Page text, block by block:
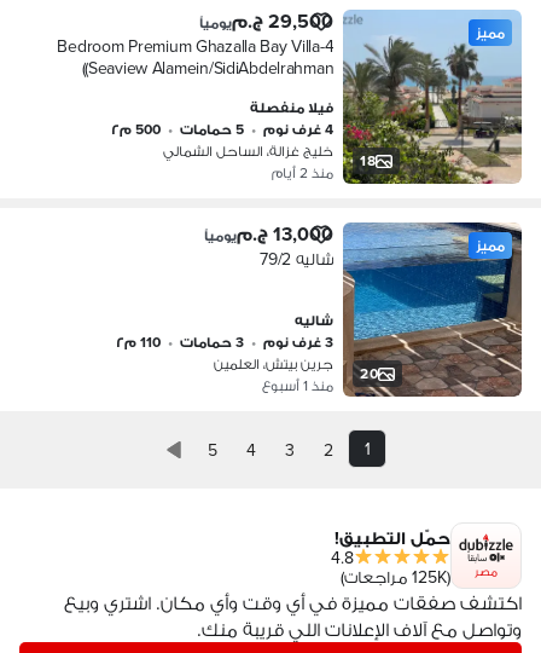
18
مميز 29,500 ج.م يومياً
4-Bedroom Premium Ghazalla Bay Villa
(Seaview Alamein/SidiAbdelrahman)
فيلا منفصلة
4 غرف نوم
• 5 حمامات • 500 م٢
خليج غزالة، الساحل الشمالي
منذ 2 أيام
20
مميز 13,000 ج.م يومياً
شاليه 79/2
شاليه
3 غرف نوم
• 3 حمامات • 110 م٢
جرين بيتش، العلمين
منذ 1 أسبوع
1
2
3
4
5
مصر
حمّل التطبيق!
4.8
(125K مراجعات)
اكتشف صفقات مميزة في أي وقت وأي مكان. اشتري وبيع
وتواصل مع آلاف الإعلانات اللي قريبة منك.